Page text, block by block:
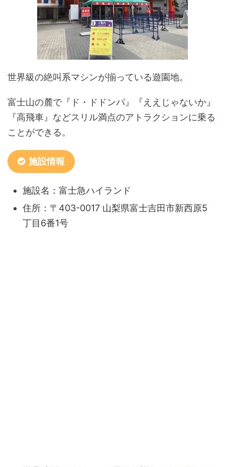
世界級の絶叫系マシンが揃っている遊園地。
富士山の麓で『ド・ドドンパ』『ええじゃないか』
『高飛車』などスリル満点のアトラクションに乗る
ことができる。
施設情報
施設名：富士急ハイランド
住所：〒403-0017 山梨県富士吉田市新西原5
丁目6番1号